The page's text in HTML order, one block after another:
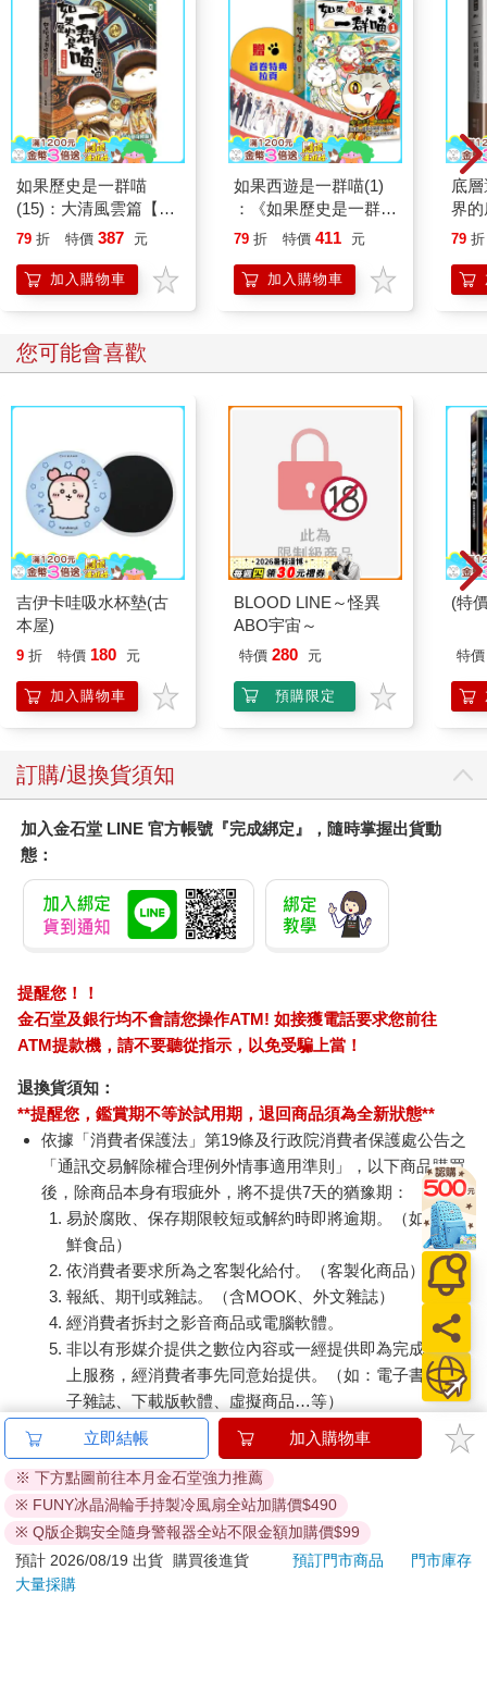
如果歷史是一群喵
(15)：大清風雲篇【萌
貓漫畫學歷史】
79 折 特價 387 元
加入購物車
如果西遊是一群喵(1)
：《如果歷史是一群
喵》作者最新力作，附
79 折 特價 411 元
加入購物車
底
界
79 折
您可能會喜歡
吉伊卡哇吸水杯墊(古
本屋)
9 折 特價 180 元
加入購物車
BLOOD LINE～怪異
ABO宇宙～
特價 280 元
預購限定
(特
特價
訂購/退換貨須知
加入金石堂 LINE 官方帳號『完成綁定』，隨時掌握出貨動
態：
提醒您！！
金石堂及銀行均不會請您操作ATM! 如接獲電話要求您前往
ATM提款機，請不要聽從指示，以免受騙上當！
退換貨須知：
**提醒您，鑑賞期不等於試用期，退回商品須為全新狀態**
依據「消費者保護法」第19條及行政院消費者保護處公告之
「通訊交易解除權合理例外情事適用準則」，以下商品購買
後，除商品本身有瑕疵外，將不提供7天的猶豫期：
易於腐敗、保存期限較短或解約時即將逾期。（如：生
鮮食品）
依消費者要求所為之客製化給付。（客製化商品）
報紙、期刊或雜誌。（含MOOK、外文雜誌）
經消費者拆封之影音商品或電腦軟體。
非以有形媒介提供之數位內容或一經提供即為完成之線
上服務，經消費者事先同意始提供。（如：電子書、電
子雜誌、下載版軟體、虛擬商品…等）
已拆封之個人衛生用品。（如：內衣褲、刮鬍刀、除毛
若非上列種類商品，均享有到貨7天的猶豫期（含例假
日）。
辦理退換貨時，商品（組合商品恕無法接受單獨退貨）必須
是您收到商品時的原始狀態（包含商品本體、配件、贈品、
保證書、所有附隨資料文件及原廠內外包裝…等），請勿直
立即結帳 加入購物車
※ 下方點圖前往本月金石堂強力推薦
※ FUNY冰晶渦輪手持製冷風扇全站加購價$490
※ Q版企鵝安全隨身警報器全站不限金額加購價$99
預計 2026/08/19 出貨
購買後進貨 預訂門市商品
門市庫存
大量採購